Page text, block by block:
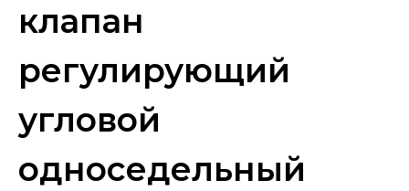
клапан
регулирующий
угловой
односедельный